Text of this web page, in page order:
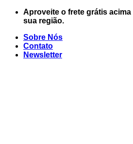
Skip
Aproveite o frete grátis acima
sua região.
Sobre Nós
Contato
Newsletter